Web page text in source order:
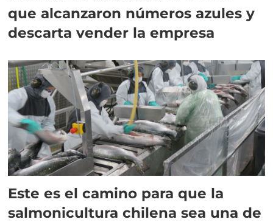
que alcanzaron números azules y
descarta vender la empresa
Este es el camino para que la
salmonicultura chilena sea una de